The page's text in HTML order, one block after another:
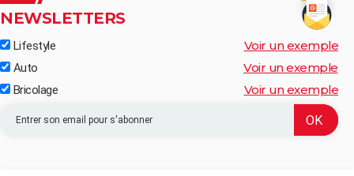
NEWSLETTERS
Lifestyle Voir un exemple
Auto Voir un exemple
Bricolage Voir un exemple